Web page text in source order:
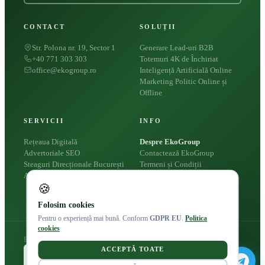
CONTACT
Str. Polona nr. 19, Sector 1
+40 771 303 303
office@ekogroup.ro
SOLUȚII
Generare Lead-uri B2B
Totemuri 4K de Închiriat
Inteligență Artificială Online
Marketing Politic Online și
Offline
SERVICII
Rețeaua Digitală
Advertoriale SEO
Steaguri Direcționale București
Apariții Presă
INFO
Despre EkoGroup
Contactează EkoGroup
Termeni și Condiții
Eko Group © 2026
🍪
Folosim cookies
Pentru o experiență mai bună. Conform GDPR EU Politica
cookies
ACCEPTĂ TOATE